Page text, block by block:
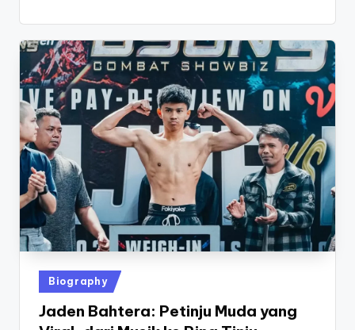
Posted
in
Biography
Jaden Bahtera: Petinju Muda yang